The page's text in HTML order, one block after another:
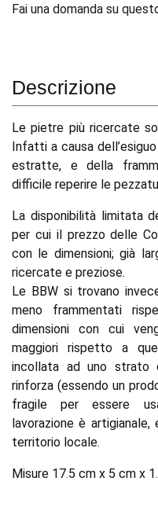
Fai una domanda su
Descrizione
Le pietre più ricercate
Infatti a causa
estratte, e della
difficile reperire le
La disponibilità limitata
per cui il prezzo delle
con le dimensioni; già
ricercate e preziose.
Le BBW si trovano
meno frammentati
dimensioni con cui
maggiori rispetto a
incollata ad uno strato
rinforza (essendo un
fragile per essere
lavorazione è
territorio locale.
Misure 17.5 cm x 5 cm x